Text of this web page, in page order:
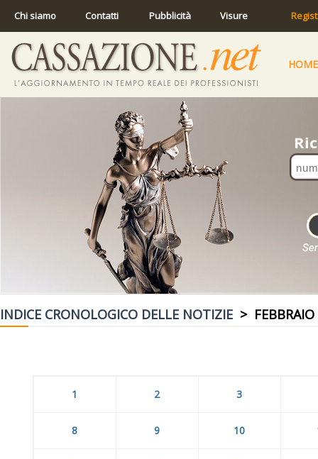
Chi siamo Contatti Pubblicità Visure
HOME
INDICE CRONOLOGICO DELLE NOTIZIE >
1 2 3
8 9 10